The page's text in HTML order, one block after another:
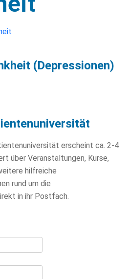
(Depressionen)
erscheint ca. 2-4
über Veranstaltungen, Kurse,
hilfreiche
rund um die
in ihr Postfach.